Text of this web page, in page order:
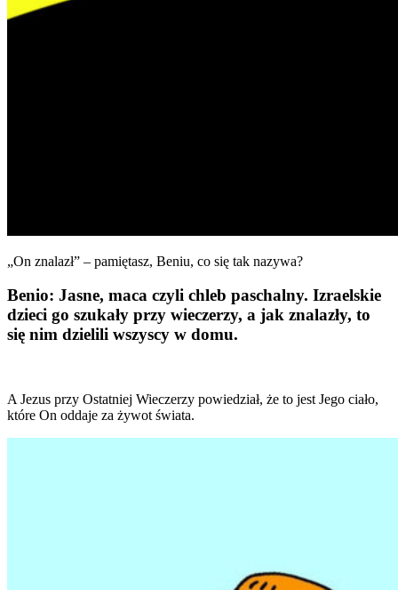
„On znalazł” – pamiętasz, Beniu, co się tak nazywa?
Benio: Jasne, maca czyli chleb paschalny. Izraelskie
dzieci go szukały przy wieczerzy, a jak znalazły, to
się nim dzielili wszyscy w domu.
A Jezus przy Ostatniej Wieczerzy powiedział, że to jest Jego ciało,
które On oddaje za żywot świata.